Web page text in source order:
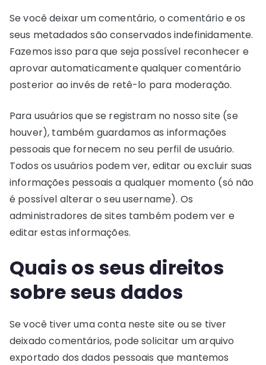
Se você deixar um comentário, o comentário e os
seus metadados são conservados indefinidamente.
Fazemos isso para que seja possível reconhecer e
aprovar automaticamente qualquer comentário
posterior ao invés de retê-lo para moderação.
Para usuários que se registram no nosso site (se
houver), também guardamos as informações
pessoais que fornecem no seu perfil de usuário.
Todos os usuários podem ver, editar ou excluir suas
informações pessoais a qualquer momento (só não
é possível alterar o seu username). Os
administradores de sites também podem ver e
editar estas informações.
Quais os seus direitos
sobre seus dados
Se você tiver uma conta neste site ou se tiver
deixado comentários, pode solicitar um arquivo
exportado dos dados pessoais que mantemos